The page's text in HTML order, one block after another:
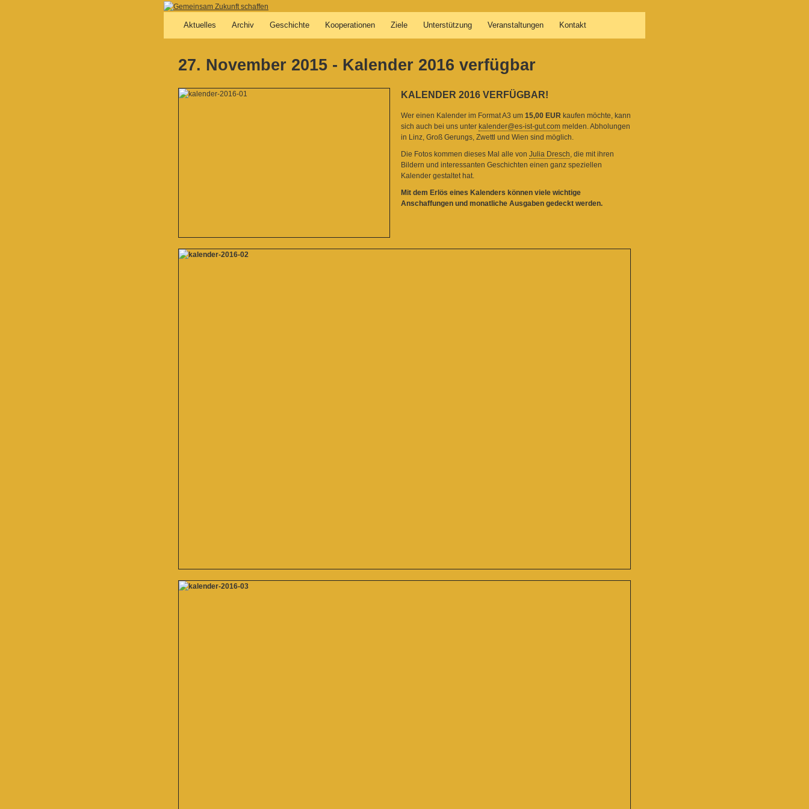
Aktuelles Archiv Geschichte Kooperationen Ziele Unterstützung Veranstaltungen Kontakt
27. November 2015 - Kalender 2016 verfügbar
KALENDER 2016 VERFÜGBAR!
Wer einen Kalender im Format A3 um 15,00 EUR kaufen möchte, kann
sich auch bei uns unter kalender@es-ist-gut.com melden. Abholungen
in Linz, Groß Gerungs, Zwettl und Wien sind möglich.
Die Fotos kommen dieses Mal alle von Julia Dresch, die mit ihren
Bildern und interessanten Geschichten einen ganz speziellen
Kalender gestaltet hat.
Mit dem Erlös eines Kalenders können viele wichtige
Anschaffungen und monatliche Ausgaben gedeckt werden.